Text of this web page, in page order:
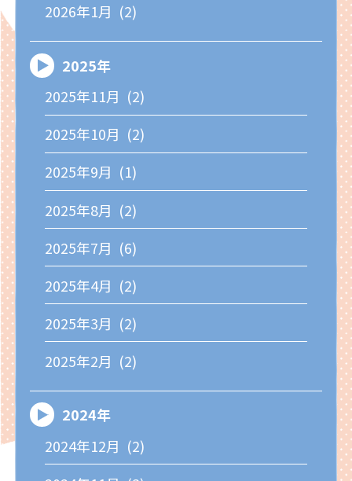
2026年1月 (2)
2025年
2025年11月 (2)
2025年10月 (2)
2025年9月 (1)
2025年8月 (2)
2025年7月 (6)
2025年4月 (2)
2025年3月 (2)
2025年2月 (2)
2024年
2024年12月 (2)